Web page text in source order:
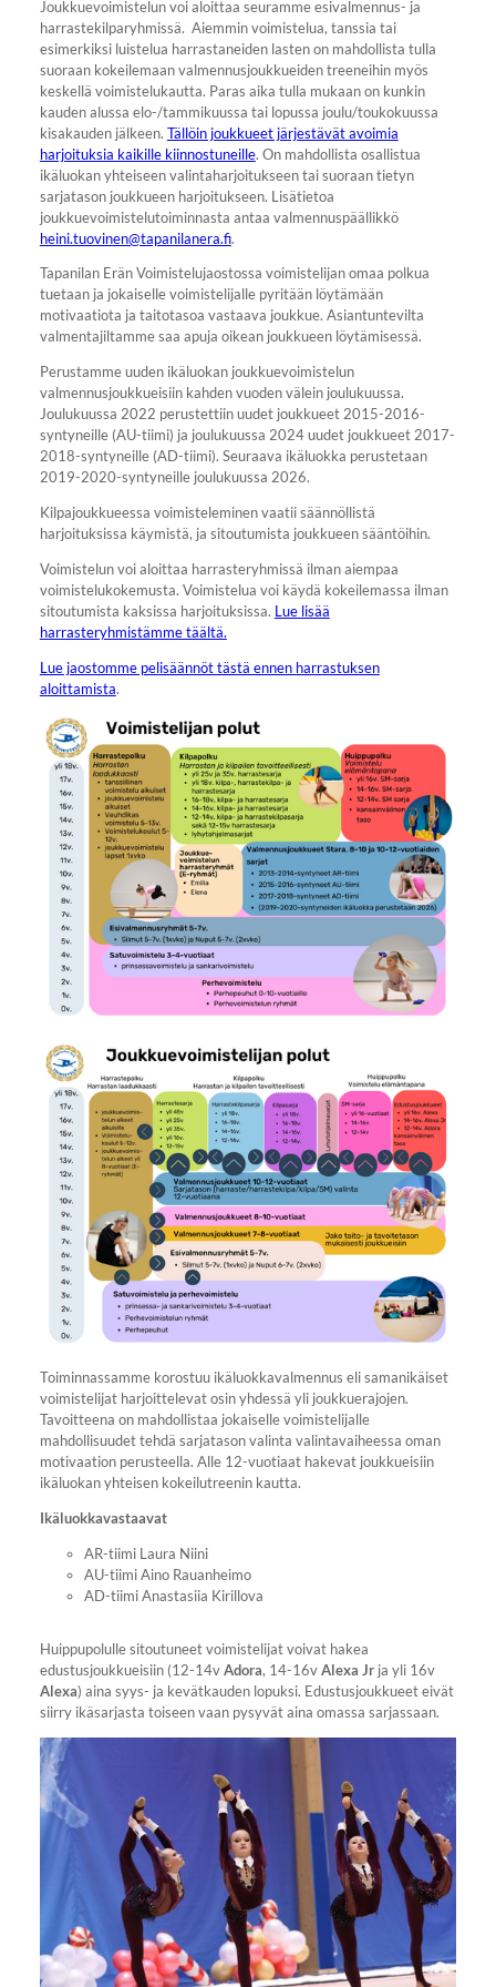
Joukkuevoimistelun voi aloittaa seuramme esivalmennus- ja
harrastekilparyhmissä. Aiemmin voimistelua, tanssia tai
esimerkiksi luistelua harrastaneiden lasten on mahdollista tulla
suoraan kokeilemaan valmennusjoukkueiden treeneihin myös
keskellä voimistelukautta. Paras aika tulla mukaan on kunkin
kauden alussa elo-/tammikuussa tai lopussa joulu/toukokuussa
kisakauden jälkeen. Tällöin joukkueet järjestävät avoimia
harjoituksia kaikille kiinnostuneille. On mahdollista osallistua
ikäluokan yhteiseen valintaharjoitukseen tai suoraan tietyn
sarjatason joukkueen harjoitukseen. Lisätietoa
joukkuevoimistelutoiminnasta antaa valmennuspäällikkö
heini.tuovinen@tapanilanera.fi.
Tapanilan Erän Voimistelujaostossa voimistelijan omaa polkua
tuetaan ja jokaiselle voimistelijalle pyritään löytämään
motivaatiota ja taitotasoa vastaava joukkue. Asiantuntevilta
valmentajiltamme saa apuja oikean joukkueen löytämisessä.
Perustamme uuden ikäluokan joukkuevoimistelun
valmennusjoukkueisiin kahden vuoden välein joulukuussa.
Joulukuussa 2022 perustettiin uudet joukkueet 2015-2016-
syntyneille (AU-tiimi) ja joulukuussa 2024 uudet joukkueet 2017-
2018-syntyneille (AD-tiimi). Seuraava ikäluokka perustetaan
2019-2020-syntyneille joulukuussa 2026.
Kilpajoukkueessa voimisteleminen vaatii säännöllistä
harjoituksissa käymistä, ja sitoutumista joukkueen sääntöihin.
Voimistelun voi aloittaa harrasteryhmissä ilman aiempaa
voimistelukokemusta. Voimistelua voi käydä kokeilemassa ilman
sitoutumista kaksissa harjoituksissa. Lue lisää
harrasteryhmistämme täältä.
Lue jaostomme pelisäännöt tästä ennen harrastuksen
aloittamista.
Toiminnassamme korostuu ikäluokkavalmennus eli samanikäiset
voimistelijat harjoittelevat osin yhdessä yli joukkuerajojen.
Tavoitteena on mahdollistaa jokaiselle voimistelijalle
mahdollisuudet tehdä sarjatason valinta valintavaiheessa oman
motivaation perusteella. Alle 12-vuotiaat hakevat joukkueisiin
ikäluokan yhteisen kokeilutreenin kautta.
Ikäluokkavastaavat
AR-tiimi Laura Niini
AU-tiimi Aino Rauanheimo
AD-tiimi Anastasiia Kirillova
Huippupolulle sitoutuneet voimistelijat voivat hakea
edustusjoukkueisiin (12-14vAdora, 14-16vAlexa Jr ja yli 16v
Alexa) aina syys- ja kevätkauden lopuksi. Edustusjoukkueet eivät
siirry ikäsarjasta toiseen vaan pysyvät aina omassa sarjassaan.